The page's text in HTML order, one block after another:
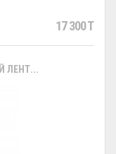
17 300 T
ЛЕНТ...